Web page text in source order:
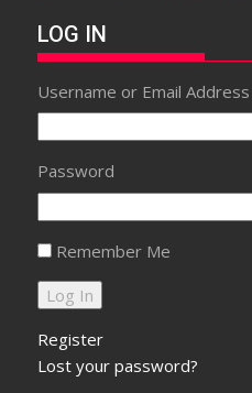
LOG IN
Username or Email Address
Password
Remember Me
Register
Lost your password?